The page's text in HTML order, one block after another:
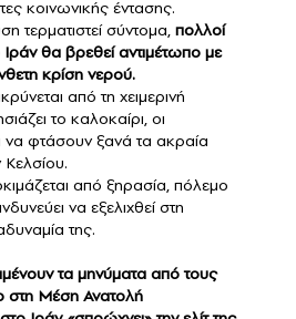
κοινωνικής έντασης.
τερματιστεί σύντομα, πολλοί
Ιράν θα βρεθεί αντιμέτωπο με
κρίση νερού.
από τη χειμερινή
το καλοκαίρι, οι
να φτάσουν ξανά τα ακραία
από ξηρασία, πόλεμο
να εξελιχθεί στη
της.
τα μηνύματα από τους
στη Μέση Ανατολή